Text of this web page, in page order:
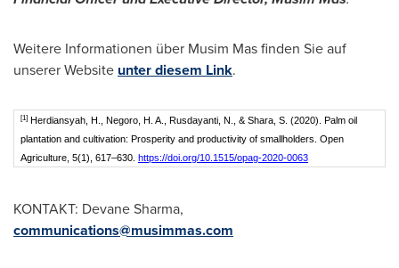
Weitere Informationen über Musim Mas finden Sie auf
unserer Website unter diesem Link.
[1]Herdiansyah, H., Negoro, H. A., Rusdayanti, N., & Shara, S. (2020). Palm oil
plantation and cultivation: Prosperity and productivity of smallholders. Open
Agriculture, 5(1), 617–630. https://doi.org/10.1515/opag-2020-0063
KONTAKT: Devane Sharma,
communications@musimmas.com